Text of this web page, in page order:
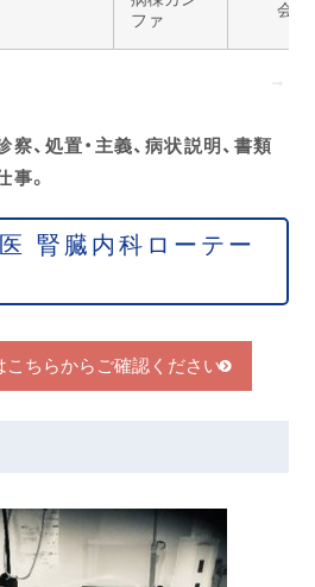
ファ
会
、処置・主義、病状説明、書類
事。
腎臓内科ローテー
こちらからご確認ください